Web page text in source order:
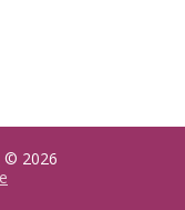
© 2026